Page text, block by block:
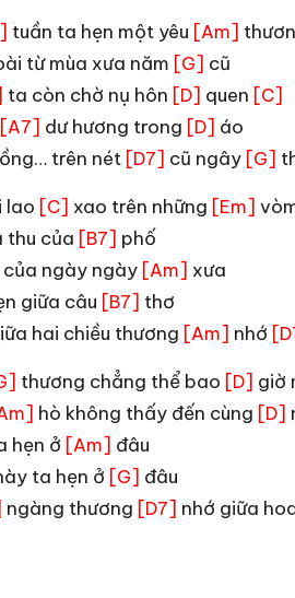
tuần ta hẹn một yêu [Am]
từ mùa xưa năm [G] cũ
ta còn chờ nụ hôn [D] quen [C]
[A7] dư hương trong [D] áo
trên nét [D7] cũ ngây [G]
lao [C] xao trên những [Em]
thu của [B7] phố
ngày ngày [Am] xưa
giữa câu [B7] thơ
hai chiều thương [Am] nhớ
thương chẳng thể bao [D] giờ
hò không thấy đến cùng [D]
hẹn ở [Am] đâu
ta hẹn ở [G] đâu
ngàng thương [D7] nhớ giữa